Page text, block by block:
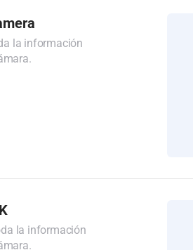
la información
la información